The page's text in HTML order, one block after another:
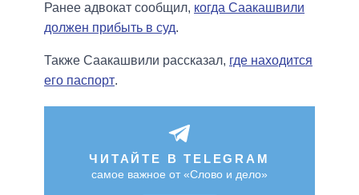
Ранее адвокат сообщил, когда Саакашвили
должен прибыть в суд.
Также Саакашвили рассказал, где находится
его паспорт.
ЧИТАЙТЕ В TELEGRAM
самое важное от «Слово и дело»